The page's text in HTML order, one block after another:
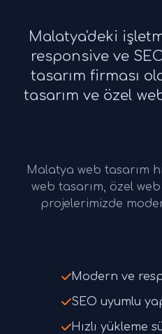
Malatya'deki
responsive ve
tasarım firması
tasarım ve özel
Malatya web tasarım
web tasarım, özel
projelerimizde
Modern ve
SEO uyumlu
Hızlı yükleme